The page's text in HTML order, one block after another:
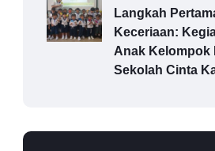
Langkah
Keceriaan:
Anak Kelompok
Sekolah Cinta